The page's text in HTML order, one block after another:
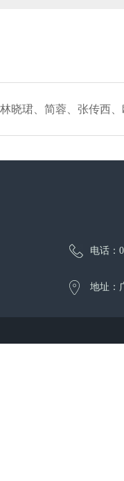
林晓珺、简蓉、张传西
电话：
地址：